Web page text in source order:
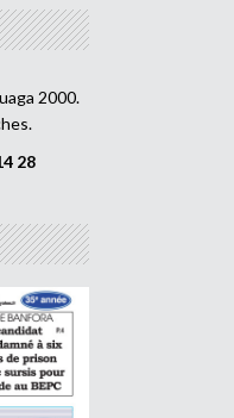
2000.
28